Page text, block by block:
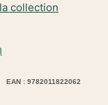
collection
EAN : 9782011822062